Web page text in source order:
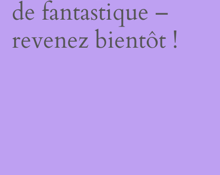
de fantastique –
revenez bientôt !